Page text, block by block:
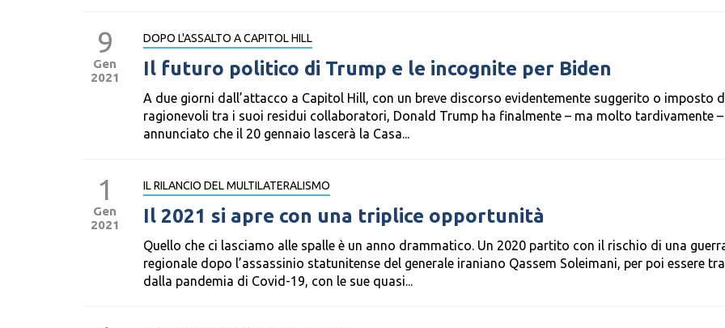
9
Gen
2021
DOPO L'ASSALTO A CAPITOL HILL
Il futuro politico di Trump e le incognite per Biden
A due giorni dall’attacco a Capitol Hill, con un breve discorso evidentemente suggerito o imposto
ragionevoli tra i suoi residui collaboratori, Donald Trump ha finalmente – ma molto tardivamente –
annunciato che il 20 gennaio lascerà la Casa...
1
Gen
2021
IL RILANCIO DEL MULTILATERALISMO
Il 2021 si apre con una triplice opportunità
Quello che ci lasciamo alle spalle è un anno drammatico. Un 2020 partito con il rischio di una
regionale dopo l’assassinio statunitense del generale iraniano Qassem Soleimani, per poi essere
dalla pandemia di Covid-19, con le sue quasi...